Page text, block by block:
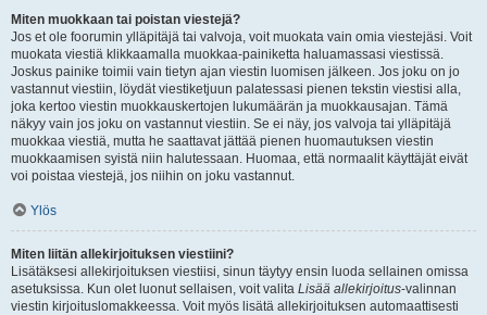
Miten muokkaan tai poistan viestejä?
Jos et ole foorumin ylläpitäjä tai valvoja, voit muokata vain omia viestejäsi. Voit
muokata viestiä klikkaamalla muokkaa-painiketta haluamassasi viestissä.
Joskus painike toimii vain tietyn ajan viestin luomisen jälkeen. Jos joku on jo
vastannut viestiin, löydät viestiketjuun palatessasi pienen tekstin viestisi alla,
joka kertoo viestin muokkauskertojen lukumäärän ja muokkausajan. Tämä
näkyy vain jos joku on vastannut viestiin. Se ei näy, jos valvoja tai ylläpitäjä
muokkaa viestiä, mutta he saattavat jättää pienen huomautuksen viestin
muokkaamisen syistä niin halutessaan. Huomaa, että normaalit käyttäjät eivät
voi poistaa viestejä, jos niihin on joku vastannut.
Ylös
Miten liitän allekirjoituksen viestiini?
Lisätäksesi allekirjoituksen viestiisi, sinun täytyy ensin luoda sellainen omissa
asetuksissa. Kun olet luonut sellaisen, voit valita Lisää allekirjoitus-valinnan
viestin kirjoituslomakkeessa. Voit myös lisätä allekirjoituksen automaattisesti